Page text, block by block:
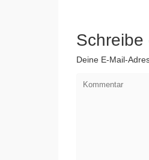
Schreibe
Deine E-Mail-